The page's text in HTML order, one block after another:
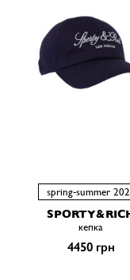
spring-summer
кепка
4450 грн